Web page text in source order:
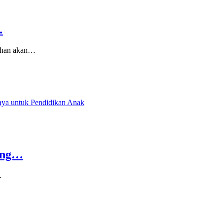
akan…